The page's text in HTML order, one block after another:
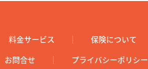
料金サービス 保険について
お問合せ プライバシーポリシー